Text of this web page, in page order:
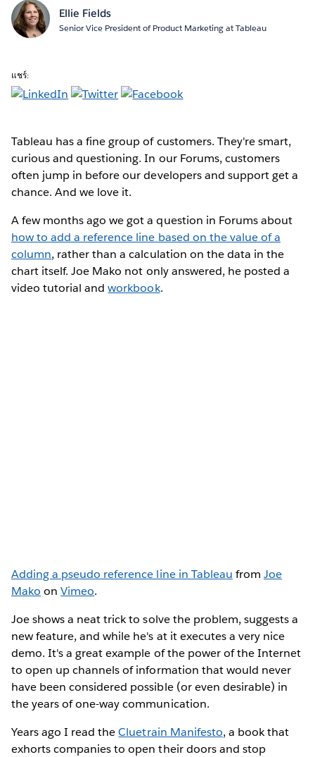
Ellie Fields
Senior Vice President of Product Marketing at Tableau
แชร์:
Tableau has a fine group of customers. They're smart,
curious and questioning. In our Forums, customers
often jump in before our developers and support get a
chance. And we love it.
A few months ago we got a question in Forums about
how to add a reference line based on the value of a
column, rather than a calculation on the data in the
chart itself. Joe Mako not only answered, he posted a
video tutorial andworkbook.
Adding a pseudo reference line in Tableau from Joe
Mako onVimeo.
Joe shows a neat trick to solve the problem, suggests a
new feature, and while he's at it executes a very nice
demo. It's a great example of the power of the Internet
to open up channels of information that would never
have been considered possible (or even desirable) in
the years of one-way communication.
Years ago I read theCluetrain Manifesto, a book that
exhorts companies to open their doors and stop